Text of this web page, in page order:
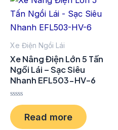
Xe Điện Ngồi Lái
Xe Nâng Điện Lớn 5 Tấn
Ngồi Lái – Sạc Siêu
Nhanh EFL503-HV-6
a
t
e
Read more